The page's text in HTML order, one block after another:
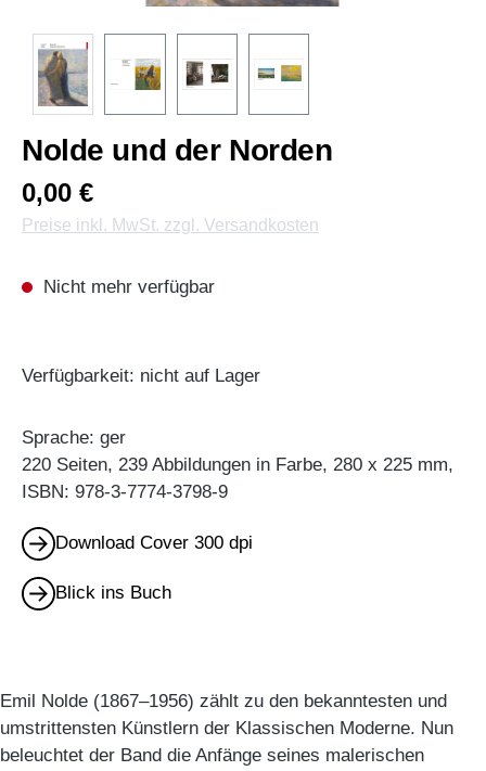
Nolde und der Norden
0,00 €
Preise inkl. MwSt. zzgl. Versandkosten
Nicht mehr verfügbar
Verfügbarkeit: nicht auf Lager
Sprache: ger
220 Seiten, 239 Abbildungen in Farbe, 280 x 225 mm,
ISBN: 978-3-7774-3798-9
Download Cover 300 dpi
Blick ins Buch
Emil Nolde (1867–1956) zählt zu den bekanntesten und
umstrittensten Künstlern der Klassischen Moderne. Nun
beleuchtet der Band die Anfänge seines malerischen